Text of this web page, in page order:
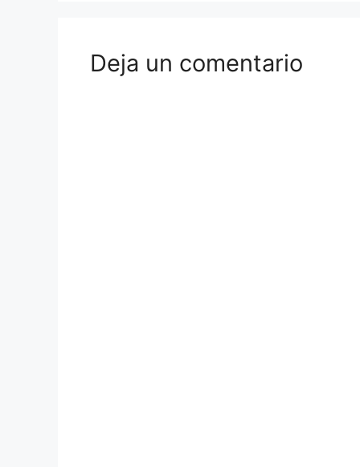
Deja un comentario